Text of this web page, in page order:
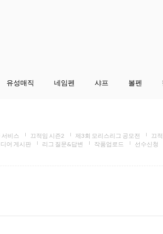
유성매직 네임펜 샤프 볼펜
비스 끄적임 시즌2 제3회 모리스리그 공모전 끄
어 게시판 리그 질문&답변 작품업로드 선수신청